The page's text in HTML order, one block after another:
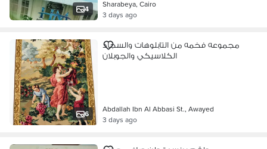
4
Sharabeya, Cairo
3 days ago
6
مجموعه فخمه من التابلوهات والسجاد
الكلاسيكي والجوبلان
Abdallah Ibn Al Abbasi St., Awayed
3 days ago